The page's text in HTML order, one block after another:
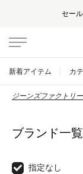
セー
新着アイテム カ
ジーンズファクトリー
ブランド一覧
指定なし